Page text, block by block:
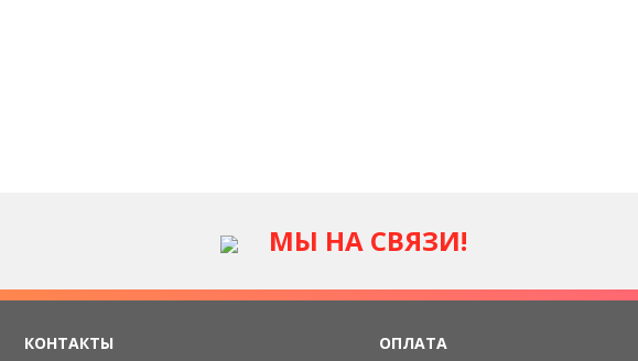
МЫ НА СВЯЗИ!
КОНТАКТЫ
ОПЛАТА